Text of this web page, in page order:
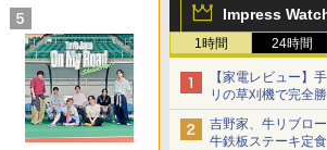
Impress
1時間 24時間
【家電レビュー】
リの草刈機で完全
吉野家、牛リブロ
牛鉄板ステーキ定